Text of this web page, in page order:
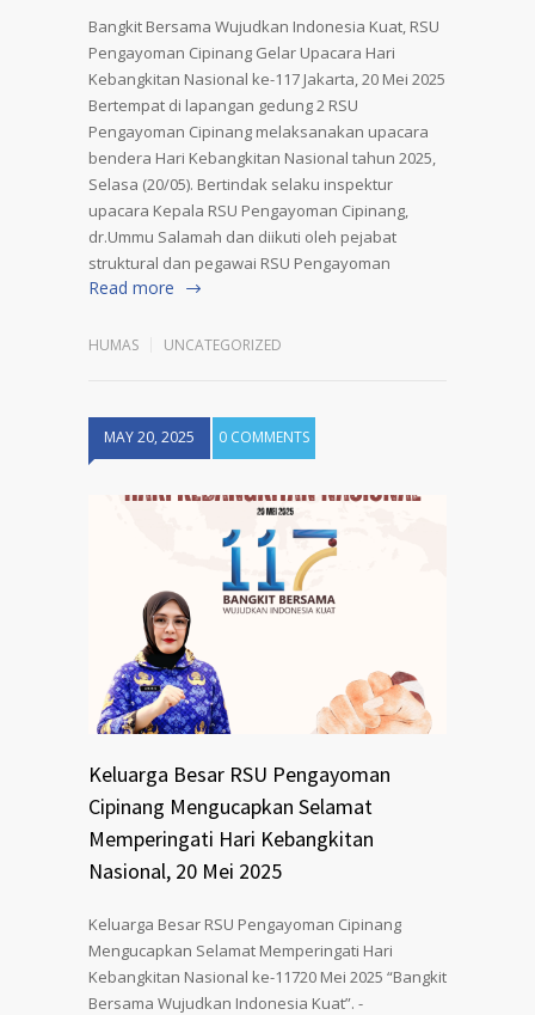
Bangkit Bersama Wujudkan Indonesia Kuat, RSU
Pengayoman Cipinang Gelar Upacara Hari
Kebangkitan Nasional ke-117 Jakarta, 20 Mei 2025
Bertempat di lapangan gedung 2 RSU
Pengayoman Cipinang melaksanakan upacara
bendera Hari Kebangkitan Nasional tahun 2025,
Selasa (20/05). Bertindak selaku inspektur
upacara Kepala RSU Pengayoman Cipinang,
dr.Ummu Salamah dan diikuti oleh pejabat
struktural dan pegawai RSU Pengayoman
Read more
HUMAS UNCATEGORIZED
MAY 20, 2025 0 COMMENTS
Keluarga Besar RSU Pengayoman
Cipinang Mengucapkan Selamat
Memperingati Hari Kebangkitan
Nasional, 20 Mei 2025
Keluarga Besar RSU Pengayoman Cipinang
Mengucapkan Selamat Memperingati Hari
Kebangkitan Nasional ke-11720 Mei 2025 “Bangkit
Bersama Wujudkan Indonesia Kuat”. -